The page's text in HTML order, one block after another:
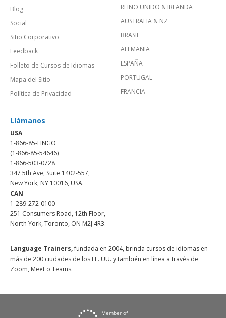
Blog
Social
Sitio Corporativo
Feedback
Folleto de Cursos de Idiomas
Mapa del Sitio
Política de Privacidad
REINO UNIDO & IRLANDA
AUSTRALIA & NZ
BRASIL
ALEMANIA
ESPAÑA
PORTUGAL
FRANCIA
Llámanos
USA
1-866-85-LINGO
(1-866-85-54646)
1-866-503-0728
347 5th Ave, Suite 1402-557,
New York, NY 10016, USA.
CAN
1-289-272-0100
251 Consumers Road, 12th Floor,
North York, Toronto, ON M2J 4R3.
Language Trainers,fundada en 2004, brinda cursos de idiomas en
más de 200 ciudades de los EE. UU. y también en línea a través de
Zoom, Meet o Teams.